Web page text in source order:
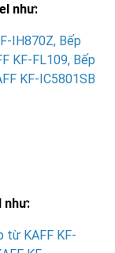
như:
IH870Z, Bếp
KF-FL109, Bếp
KF-IC5801SB
như:
từ KAFF KF-